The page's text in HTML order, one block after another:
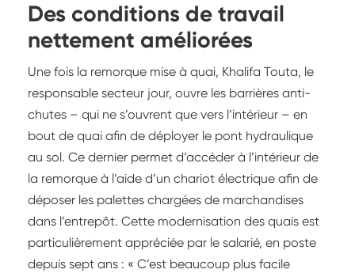
Des conditions de travail
nettement améliorées
Une fois la remorque mise à quai, Khalifa Touta, le
responsable secteur jour, ouvre les barrières anti-
chutes – qui ne s’ouvrent que vers l’intérieur – en
bout de quai afin de déployer le pont hydraulique
au sol. Ce dernier permet d’accéder à l’intérieur de
la remorque à l’aide d’un chariot électrique afin de
déposer les palettes chargées de marchandises
dans l’entrepôt. Cette modernisation des quais est
particulièrement appréciée par le salarié, en poste
depuis sept ans : « C’est beaucoup plus facile